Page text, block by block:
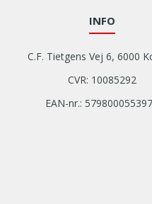
INFO
C.F. Tietgens Vej 6, 6000
CVR: 10085292
EAN-nr.: